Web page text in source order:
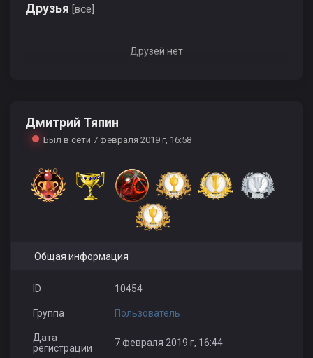
Друзья [все]
Друзей нет
Дмитрий Тяпин
Был в сети 7 февраля 2019 г, 16:58
Общая информация
ID 10454
Группа Пользователь
Дата
регистрации
7 февраля 2019 г, 16:44